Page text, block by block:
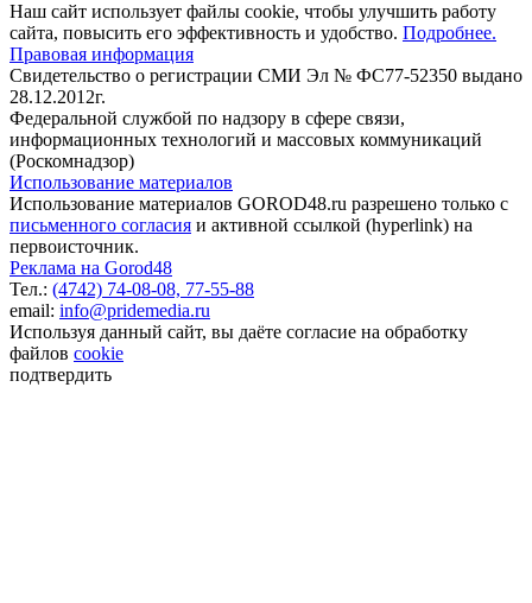
Наш сайт использует файлы cookie, чтобы улучшить работу
сайта, повысить его эффективность и удобство. Подробнее.
Правовая информация
Свидетельство о регистрации СМИ Эл № ФС77-52350 выдано
28.12.2012г.
Федеральной службой по надзору в сфере связи,
информационных технологий и массовых коммуникаций
(Роскомнадзор)
Использование материалов
Использование материалов GOROD48.ru разрешено только с
письменного согласия и активной ссылкой (hyperlink) на
первоисточник.
Реклама на Gorod48
Тел.: (4742) 74-08-08, 77-55-88
email: info@pridemedia.ru
Используя данный сайт, вы даёте согласие на обработку
файлов cookie
подтвердить